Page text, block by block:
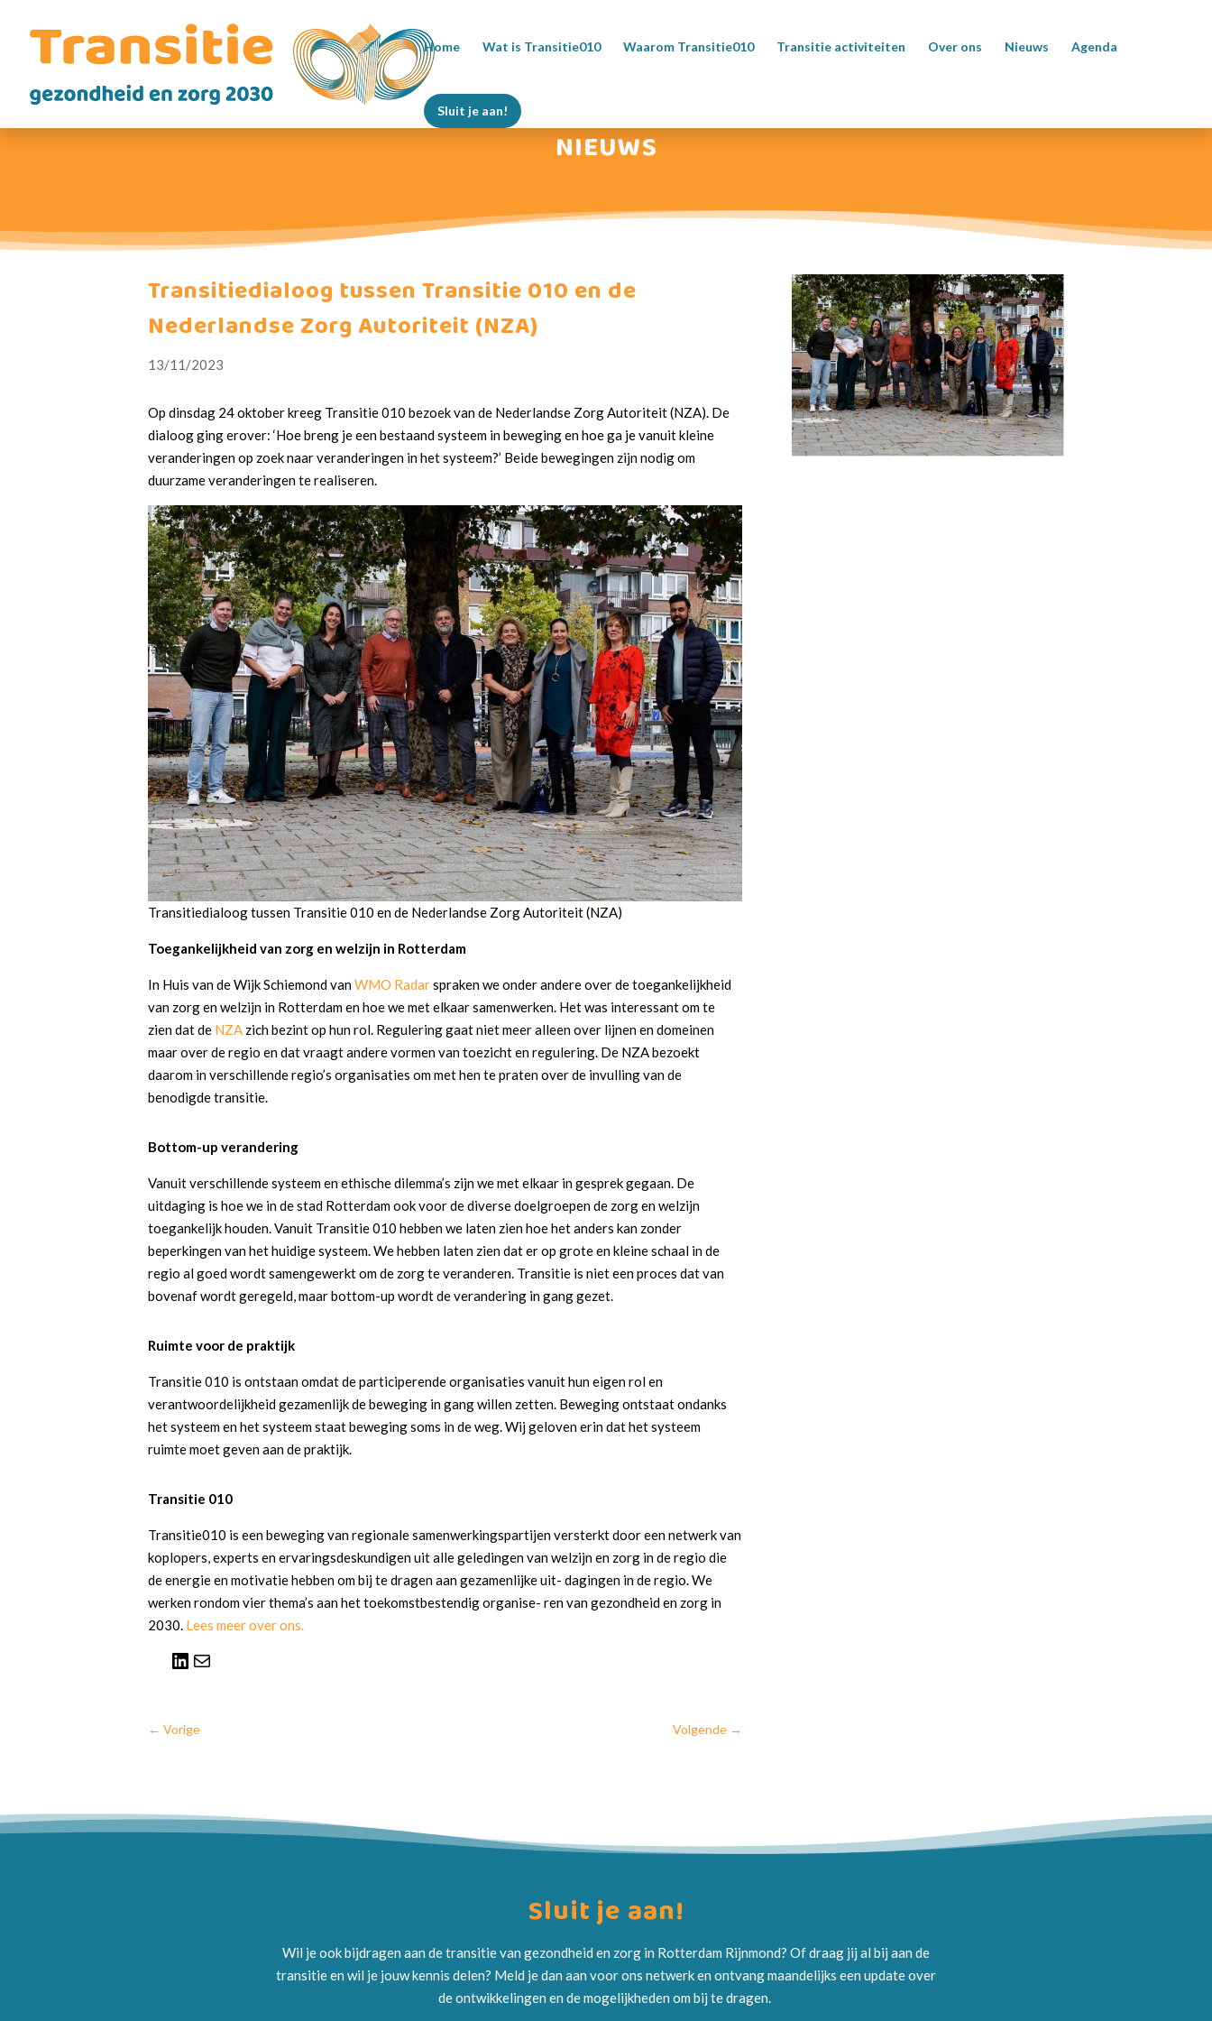
Home Wat is Transitie010 Waarom Transitie010 Transitie activiteiten Over ons Nieuws Agenda
Sluit je aan!
NIEUWS
Transitiedialoog tussen Transitie 010 en de
Nederlandse Zorg Autoriteit (NZA)
13/11/2023
Op dinsdag 24 oktober kreeg Transitie 010 bezoek van de Nederlandse Zorg Autoriteit (NZA). De
dialoog ging erover: ‘Hoe breng je een bestaand systeem in beweging en hoe ga je vanuit kleine
veranderingen op zoek naar veranderingen in het systeem?’ Beide bewegingen zijn nodig om
duurzame veranderingen te realiseren.
Transitiedialoog tussen Transitie 010 en de Nederlandse Zorg Autoriteit (NZA)
Toegankelijkheid van zorg en welzijn in Rotterdam
In Huis van de Wijk Schiemond vanWMO Radarspraken we onder andere over de toegankelijkheid
van zorg en welzijn in Rotterdam en hoe we met elkaar samenwerken. Het was interessant om te
zien dat de NZA zich bezint op hun rol. Regulering gaat niet meer alleen over lijnen en domeinen
maar over de regio en dat vraagt andere vormen van toezicht en regulering. De NZA bezoekt
daarom in verschillende regio’s organisaties om met hen te praten over de invulling van de
benodigde transitie.
Bottom-up verandering
Vanuit verschillende systeem en ethische dilemma’s zijn we met elkaar in gesprek gegaan. De
uitdaging is hoe we in de stad Rotterdam ook voor de diverse doelgroepen de zorg en welzijn
toegankelijk houden. Vanuit Transitie 010 hebben we laten zien hoe het anders kan zonder
beperkingen van het huidige systeem. We hebben laten zien dat er op grote en kleine schaal in de
regio al goed wordt samengewerkt om de zorg te veranderen. Transitie is niet een proces dat van
bovenaf wordt geregeld, maar bottom-up wordt de verandering in gang gezet.
Ruimte voor de praktijk
Transitie 010 is ontstaan omdat de participerende organisaties vanuit hun eigen rol en
verantwoordelijkheid gezamenlijk de beweging in gang willen zetten. Beweging ontstaat ondanks
het systeem en het systeem staat beweging soms in de weg. Wij geloven erin dat het systeem
ruimte moet geven aan de praktijk.
Transitie 010
Transitie010 is een beweging van regionale samenwerkingspartijen versterkt door een netwerk van
koplopers, experts en ervaringsdeskundigen uit alle geledingen van welzijn en zorg in de regio die
de energie en motivatie hebben om bij te dragen aan gezamenlijke uit- dagingen in de regio. We
werken rondom vier thema’s aan het toekomstbestendig organise- ren van gezondheid en zorg in
2030. Lees meer over ons.
LinkedIn
E-mail
←Vorige Volgende→
Sluit je aan!
Wil je ook bijdragen aan de transitie van gezondheid en zorg in Rotterdam Rijnmond? Of draag jij al bij aan de
transitie en wil je jouw kennis delen? Meld je dan aan voor ons netwerk en ontvang maandelijks een update over
de ontwikkelingen en de mogelijkheden om bij te dragen.